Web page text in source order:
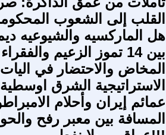
القلب إلى الشعوب
هل الماركسيه والشيوعيه
بين 14 تموز الزعيم والفقراء
المخاض والاحتضار في اليات
الاستراتيجية الشرق اوسطية
عمائم إيران وأحلام
المسافة بين معبر رفح